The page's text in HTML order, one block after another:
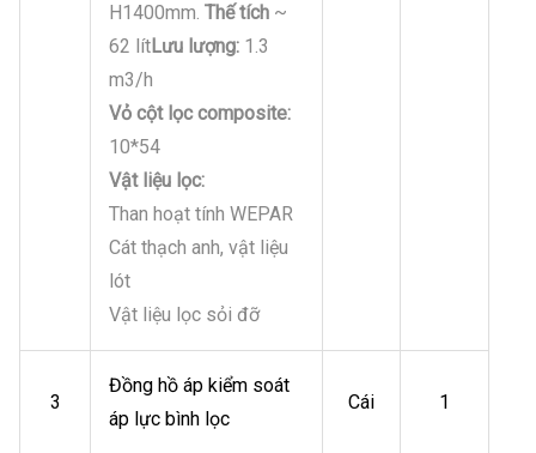
H1400mm. Thế tích ~
62 lítLưu lượng: 1.3
m3/h
Vỏ cột lọc composite:
10*54
Vật liệu lọc:
Than hoạt tính WEPAR
Cát thạch anh, vật liệu
lót
Vật liệu lọc sỏi đỡ
3
Đồng hồ áp kiểm soát
áp lực bình lọc
Cái 1